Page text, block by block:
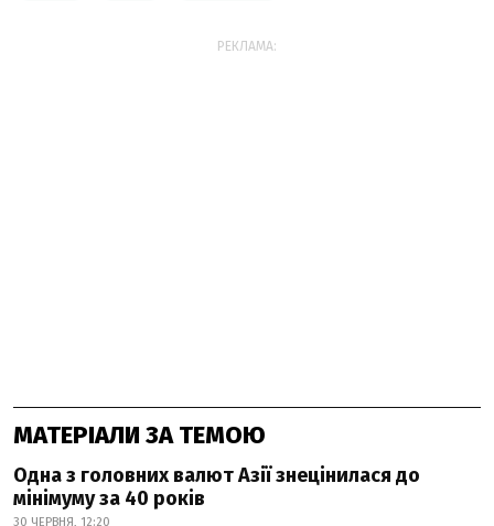
РЕКЛАМА:
МАТЕРІАЛИ ЗА ТЕМОЮ
Одна з головних валют Азії знецінилася до
мінімуму за 40 років
30 ЧЕРВНЯ, 12:20